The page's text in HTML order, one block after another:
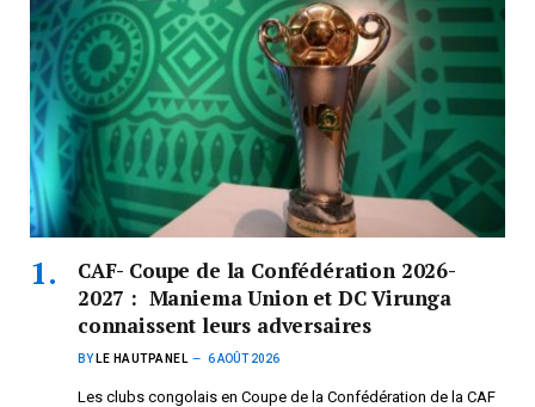
CAF- Coupe de la Confédération 2026-
2027 : Maniema Union et DC Virunga
connaissent leurs adversaires
BY LE HAUTPANEL 6 AOÛT 2026
Les clubs congolais en Coupe de la Confédération de la CAF